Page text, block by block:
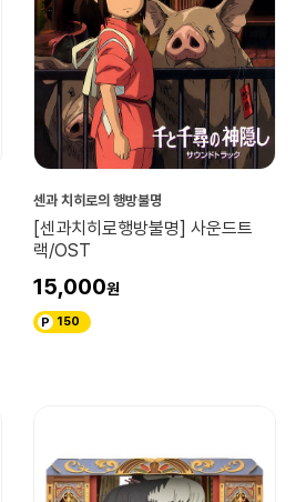
센과 치히로의 행방불명
[센과치히로행방불명] 사운드트
랙/OST
15,000
150